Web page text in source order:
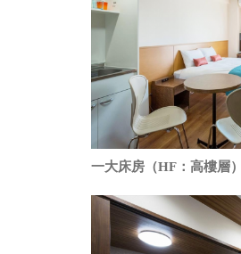
一大床房（HF：高樓層）